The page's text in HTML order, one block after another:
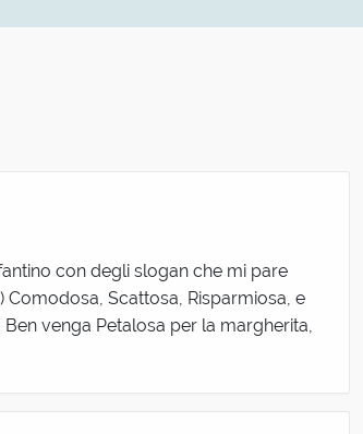
con degli slogan che mi pare
Scattosa, Risparmiosa, e
venga Petalosa per la margherita,